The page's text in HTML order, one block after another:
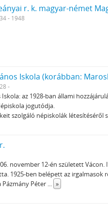
r. k. magyar-német
- 1948
Iskola (korábban:
-
Iskola: az 1928-ban állami
jogutódja.
szolgáló népiskolák létesítéséről
november 12-én született
1925-ben belépett az irgalmasok
Péter ... »